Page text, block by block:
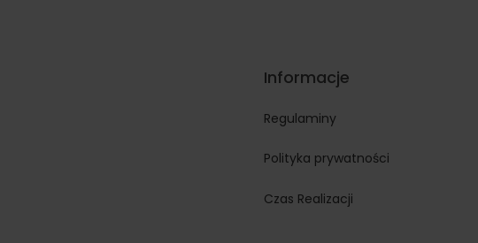
Informacje
Regulaminy
Polityka prywatności
Czas Realizacji